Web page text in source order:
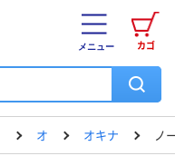
カゴ
メニュー
オ オキナ ノ